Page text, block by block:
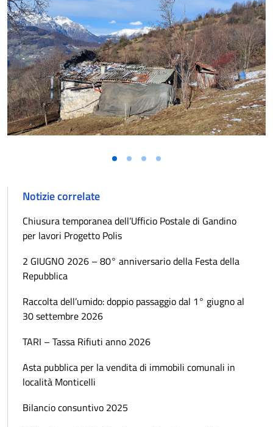
Notizie correlate
Chiusura temporanea dell’Ufficio Postale di Gandino
per lavori Progetto Polis
2 GIUGNO 2026 – 80° anniversario della Festa della
Repubblica
Raccolta dell’umido: doppio passaggio dal 1° giugno al
30 settembre 2026
TARI – Tassa Rifiuti anno 2026
Asta pubblica per la vendita di immobili comunali in
località Monticelli
Bilancio consuntivo 2025